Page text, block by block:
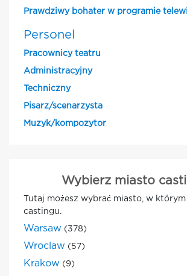
Prawdziwy bohater w programie
Personel
Pracownicy teatru
Administracyjny
Techniczny
Pisarz/scenarzysta
Muzyk/kompozytor
Wybierz miasto
Tutaj możesz wybrać miasto, w którym
castingu.
Warsaw (378)
Wroclaw (57)
Krakow (9)